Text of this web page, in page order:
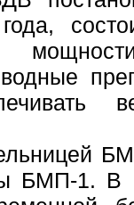
БМД
БМП-1. В